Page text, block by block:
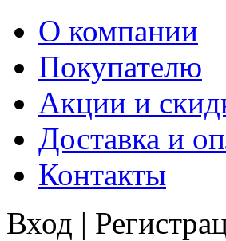
О компании
Покупателю
Акции и
Доставка и
Контакты
Вход |